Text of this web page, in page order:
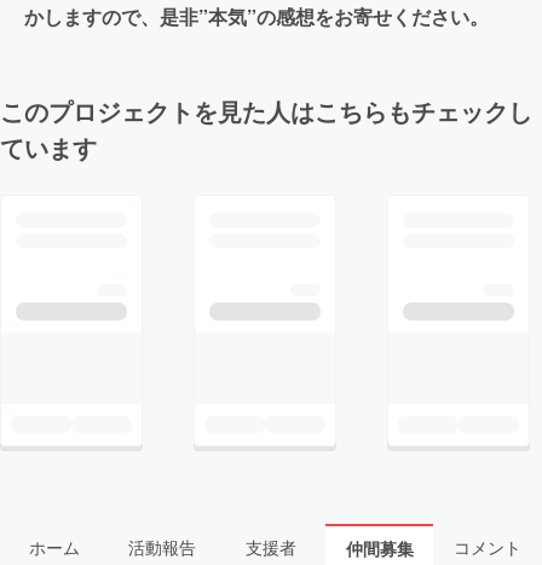
かしますので、是非”本気”の感想をお寄せください。
このプロジェクトを見た人はこちらもチェックし
ています
ホーム 活動報告 支援者 仲間募集 コメント